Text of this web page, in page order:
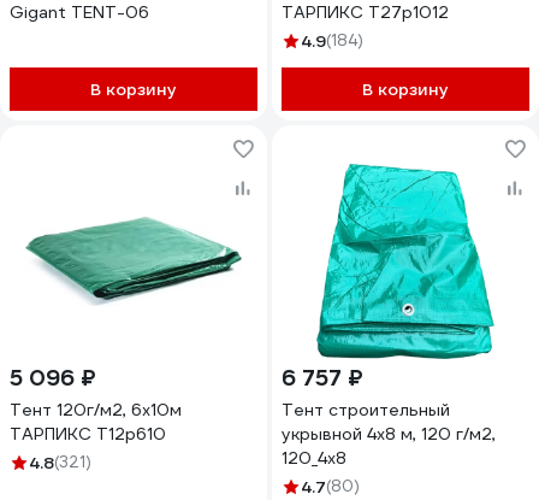
Gigant TENT-06
В корзину
ТАРПИКС Т27р1012
4.9(184)
В корзину
5 096 ₽
Тент 120г/м2, 6х10м
ТАРПИКС Т12р610
4.8(321)
6 757 ₽
Тент строительный
укрывной 4х8 м, 120 г/м2,
120_4х8
4.7(80)